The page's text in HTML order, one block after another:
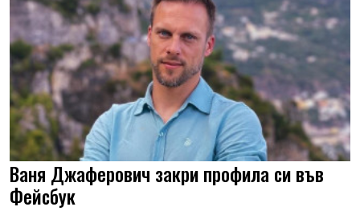
Ваня Джаферович закри профила си във
Фейсбук